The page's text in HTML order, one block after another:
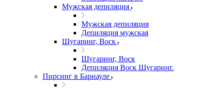
Мужская депиляция
Мужская депиляция
Депиляция мужская
Шугаринг, Воск
Шугаринг, Воск
Депиляция Воск Шугаринг.
Пирсинг в Барнауле